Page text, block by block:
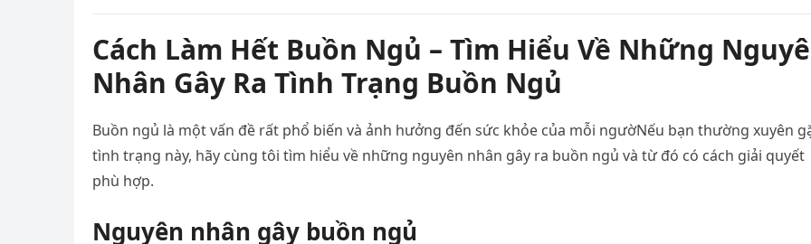
Cách Làm Hết Buồn Ngủ – Tìm Hiểu Về Những
Nhân Gây Ra Tình Trạng Buồn Ngủ
Buồn ngủ là một vấn đề rất phổ biến và ảnh hưởng đến sức khỏe của mỗi ngườNếu bạn thường xuyên
tình trạng này, hãy cùng tôi tìm hiểu về những nguyên nhân gây ra buồn ngủ và từ đó có cách giải quyết
phù hợp.
Nguyên nhân gây buồn ngủ